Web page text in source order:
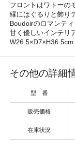
フロントはワトーの
縁にはぐるりと飾り
Boudoirのロマンテ
甘く優しいインテリ
W26.5×D7×H36.5cm
その他の詳細
型 番
販売価格
在庫状況